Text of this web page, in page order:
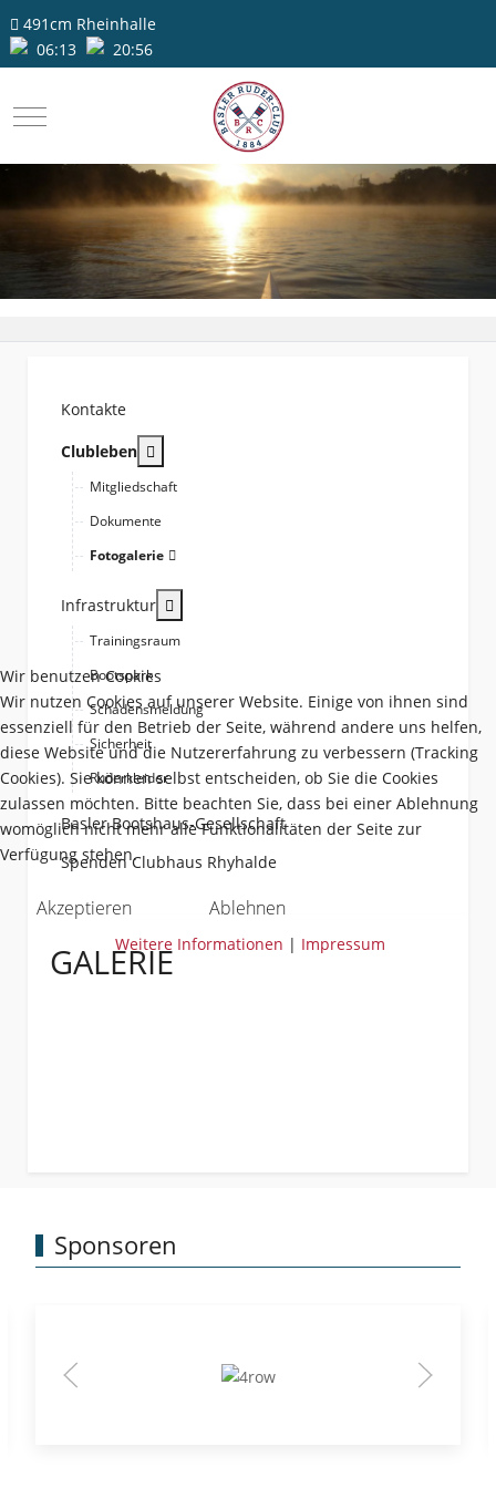
491cm Rheinhalle
06:13
20:56
Mobile Menu Toggle
Kontakte
Clubleben
Mitgliedschaft
Dokumente
Fotogalerie
Infrastruktur
Trainingsraum
Bootspark
Schadensmeldung
Sicherheit
Ruderkleider
Basler Bootshaus-Gesellschaft
Spenden Clubhaus Rhyhalde
GALERIE
Sponsoren
Wir benutzen Cookies
Wir nutzen Cookies auf unserer Website. Einige von ihnen sind
essenziell für den Betrieb der Seite, während andere uns helfen,
diese Website und die Nutzererfahrung zu verbessern (Tracking
Cookies). Sie können selbst entscheiden, ob Sie die Cookies
zulassen möchten. Bitte beachten Sie, dass bei einer Ablehnung
womöglich nicht mehr alle Funktionalitäten der Seite zur
Verfügung stehen.
Akzeptieren Ablehnen
Weitere Informationen | Impressum